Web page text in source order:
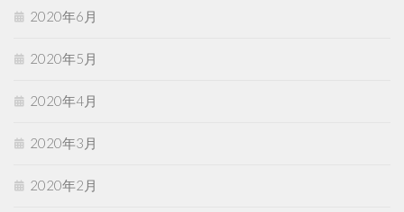
2020年6月
2020年5月
2020年4月
2020年3月
2020年2月